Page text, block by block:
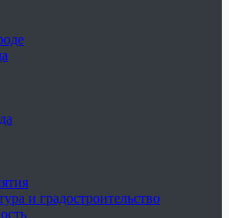
и градостроительство